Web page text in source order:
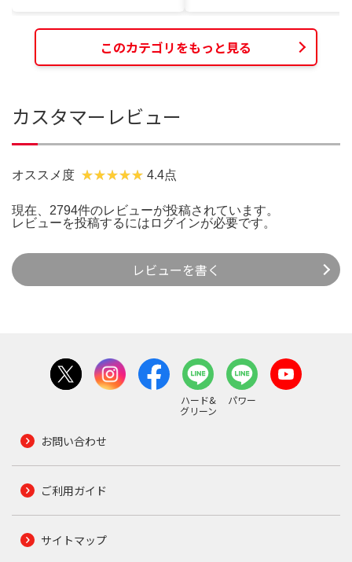
このカテゴリをもっと見る
カスタマーレビュー
オススメ度 4.4点
現在、2794件のレビューが投稿されています。
レビューを投稿するには ログインが必要です。
レビューを書く
ハード&
グリーン
パワー
お問い合わせ
ご利用ガイド
サイトマップ